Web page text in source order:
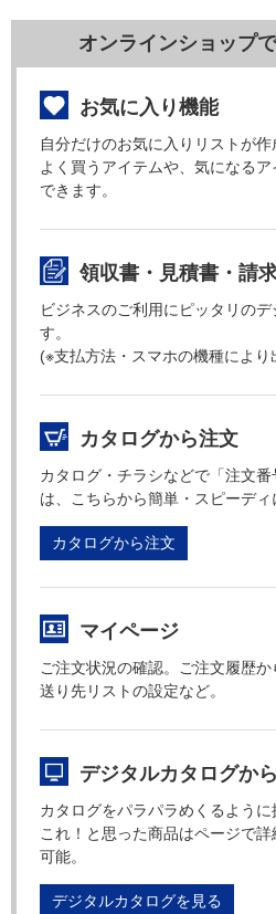
オンラインショップ
お気に入り機能
自分だけのお気に入りリストが作
よく買うアイテムや、気になる
できます。
領収書・見積書・請
ビジネスのご利用にピッタリの
す。
(※支払方法・スマホの機種により
カタログから注文
カタログ・チラシなどで「注文
は、こちらから簡単・スピーディ
カタログから注文
マイページ
ご注文状況の確認。ご注文履歴か
送り先リストの設定など。
デジタルカタログか
カタログをパラパラめくるように
これ！と思った商品はページで
可能。
デジタルカタログを見る